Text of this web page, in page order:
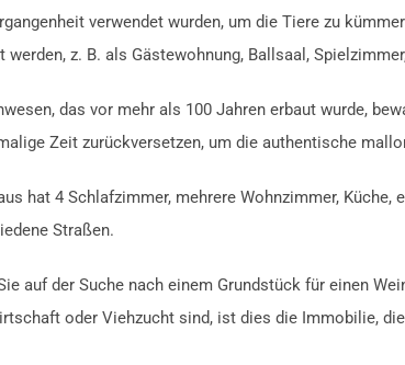
verwendet wurden, um die Tiere zu
werden, z. B. als Gästewohnung, Ballsaal,
das vor mehr als 100 Jahren erbaut wurde,
Zeit zurückversetzen, um die authentische
hat 4 Schlafzimmer, mehrere Wohnzimmer, Küche,
Straßen.
auf der Suche nach einem Grundstück für einen
oder Viehzucht sind, ist dies die Immobilie,